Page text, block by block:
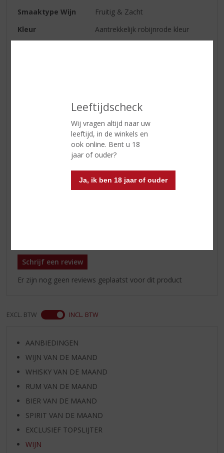
Leeftijdscheck
Wij vragen altijd naar uw
leeftijd, in de winkels en
ook online. Bent u 18
jaar of ouder?
Ja, ik ben 18 jaar of ouder
Smaaktype Wijn
Fruitig & Zacht
Kleur
Aantrekkelijk robijnrode kleur
zachte vanille toets. Gewoon erg
Zachte afdronk.
Een Merlot van het stevigere
zachte vanille toets. Gewoon erg
lekker....
Schrijf een review
Er zijn nog geen reviews geplaatst voor dit product
EXCL. BTW INCL. BTW
AANBIEDINGEN
WIJN VAN DE MAAND
WHISKY VAN DE MAAND
RUM VAN DE MAAND
BIER VAN DE MAAND
SPIRIT VAN DE MAAND
EXCLUSIEF TOPSLIJTER
WIJN